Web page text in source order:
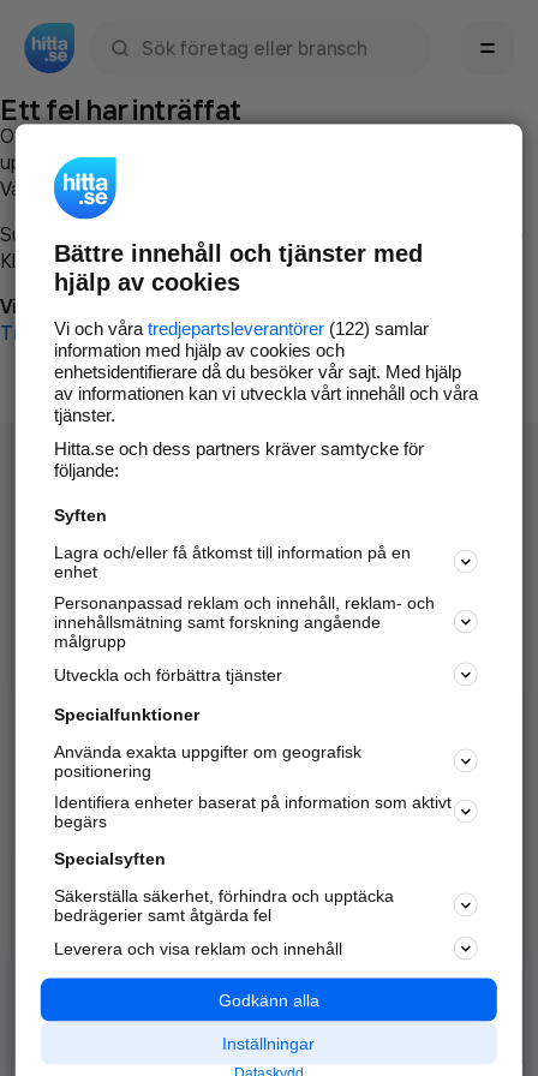
Ett fel har inträffat
Om du vill kan du
uppstod så att vi lättare och snabbare kan avhjälpa det.
Vänligen försök med följande:
Surfa till
Klicka påTillbaka-knappen i webbläsaren och försök igen
Vi beklagar besväret!
Till startsidan
Hitta.se - Gratis nummerupplysning.
Sök företag, personer och platser.
Hitta telefonnummer, adresser, företagsinfo mm.
Marknadsför företaget
Kom igång och annonsera mot
samarbetspartners nära dig.
Alla kategorier
Populära sökningar
API & Kartor
Annonsera
Integritet
Nödnummer
Bättre innehåll och tjänster med
hjälp av cookies
Vi och våra tredjepartsleverantörer(122) samlar
information med hjälp av cookies och
enhetsidentifierare då du besöker vår sajt. Med hjälp
av informationen kan vi utveckla vårt innehåll och våra
tjänster.
Hitta.se och dess partners kräver samtycke för
följande:
Syften
Lagra och/eller få åtkomst till information på en
enhet
Personanpassad reklam och innehåll, reklam- och
innehållsmätning samt forskning angående
målgrupp
Utveckla och förbättra tjänster
Specialfunktioner
Använda exakta uppgifter om geografisk
positionering
Identifiera enheter baserat på information som aktivt
begärs
Specialsyften
Säkerställa säkerhet, förhindra och upptäcka
bedrägerier samt åtgärda fel
Leverera och visa reklam och innehåll
Godkänn alla
Inställningar
Dataskydd